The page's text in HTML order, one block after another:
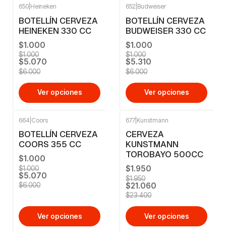
650 Heineken
BOTELLÍN CERVEZA
HEINEKEN 330 CC
$1.000
$1.000
$5.070
$6.000
Ver opciones
652 Budweiser
BOTELLÍN CERVEZA
BUDWEISER 330 CC
$1.000
$1.000
$5.310
$6.000
Ver opciones
664 Coors
BOTELLÍN CERVEZA
COORS 355 CC
$1.000
$1.000
$5.070
$6.000
Ver opciones
677 Kunstmann
CERVEZA
KUNSTMANN
TOROBAYO 500CC
$1.950
$1.950
$21.060
$23.400
Ver opciones